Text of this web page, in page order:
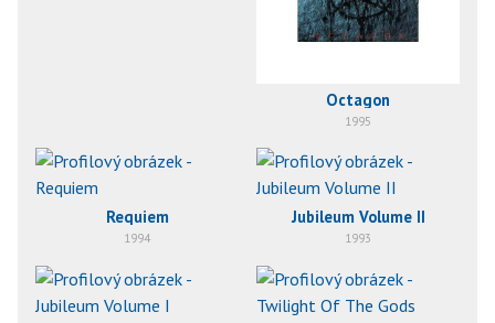
Octagon
1995
Requiem
1994
Jubileum Volume II
1993